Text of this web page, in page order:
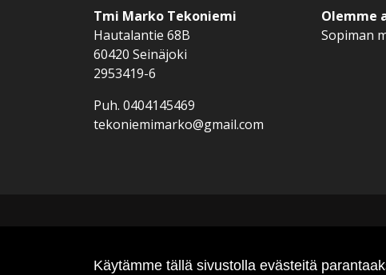
Tmi Marko Tekoniemi
Hautalantie 68B
60420 Seinäjoki
2953419-6
Puh. 0404145469
tekoniemimarko@gmail.com
Olemme
Sopiman
Käytämme tällä sivustolla evästeitä